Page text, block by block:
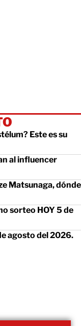
Este es su
al influencer
Matsunaga, dónde
sorteo HOY 5 de
agosto del 2026.